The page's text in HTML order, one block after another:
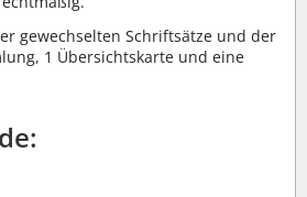
gewechselten Schriftsätze und der
1 Übersichtskarte und eine